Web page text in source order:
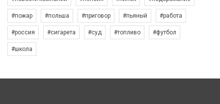
#пожар #польша #приговор #пьяный #работа
#россия #сигарета #суд #топливо #футбол
#школа